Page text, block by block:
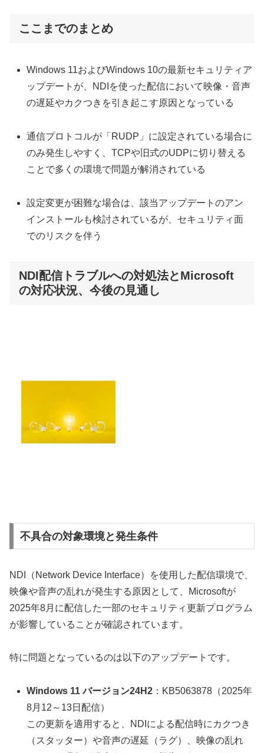
ここまでのまとめ
Windows 11およびWindows 10の最新セキュリティア
ップデートが、NDIを使った配信において映像・音声
の遅延やカクつきを引き起こす原因となっている
通信プロトコルが「RUDP」に設定されている場合に
のみ発生しやすく、TCPや旧式のUDPに切り替える
ことで多くの環境で問題が解消されている
設定変更が困難な場合は、該当アップデートのアン
インストールも検討されているが、セキュリティ面
でのリスクを伴う
NDI配信トラブルへの対処法とMicrosoft
の対応状況、今後の見通し
不具合の対象環境と発生条件
NDI（Network Device Interface）を使用した配信環境で、
映像や音声の乱れが発生する原因として、Microsoftが
2025年8月に配信した一部のセキュリティ更新プログラム
が影響していることが確認されています。
特に問題となっているのは以下のアップデートです。
Windows 11 バージョン24H2 ：KB5063878（2025年
8月12～13日配信）
この更新を適用すると、NDIによる配信時にカクつき
（スタッター）や音声の遅延（ラグ）、映像の乱れ